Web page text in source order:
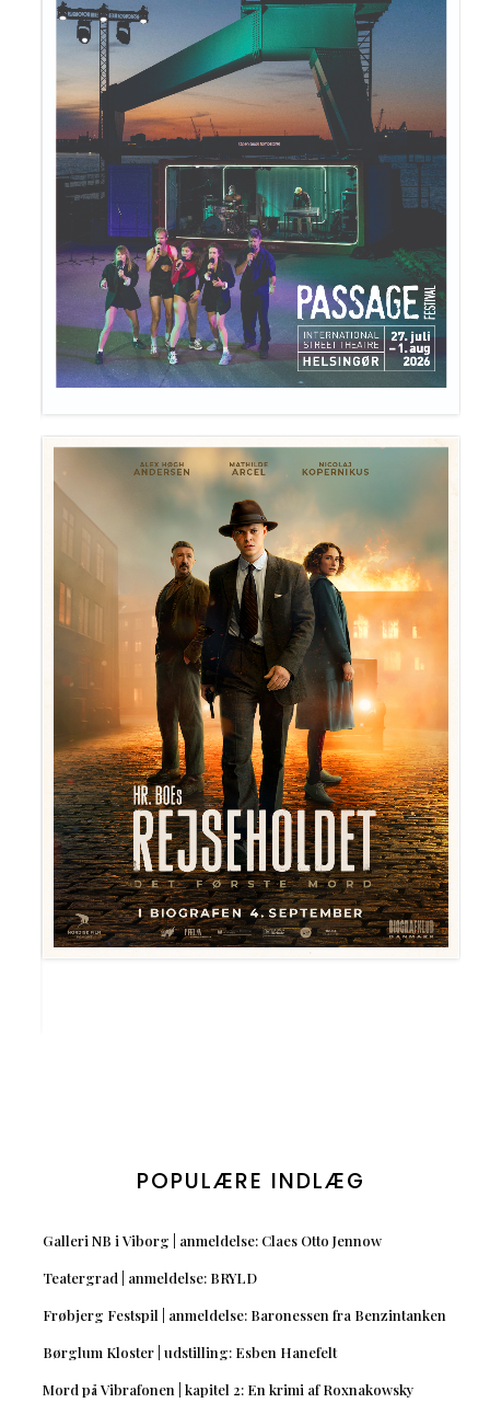
POPULÆRE INDLÆG
Galleri NB i Viborg | anmeldelse: Claes Otto Jennow
Teatergrad | anmeldelse: BRYLD
Frøbjerg Festspil | anmeldelse: Baronessen fra Benzintanken
Børglum Kloster | udstilling: Esben Hanefelt
Mord på Vibrafonen | kapitel 2: En krimi af Roxnakowsky